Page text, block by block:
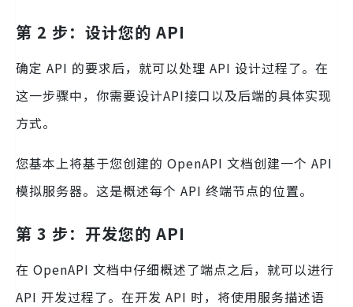
第 2 步：设计您的 API
确定 API 的要求后，就可以处理 API 设计过程了。在
这一步骤中，你需要设计API接口以及后端的具体实现
方式。
您基本上将基于您创建的 OpenAPI 文档创建一个 API
模拟服务器。这是概述每个 API 终端节点的位置。
第 3 步：开发您的 API
在 OpenAPI 文档中仔细概述了端点之后，就可以进行
API 开发过程了。在开发 API 时，将使用服务描述语